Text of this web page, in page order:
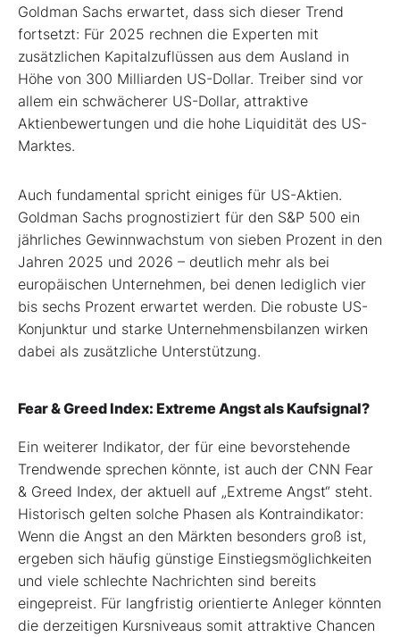
Goldman Sachs erwartet, dass sich dieser Trend
fortsetzt: Für 2025 rechnen die Experten mit
zusätzlichen Kapitalzuflüssen aus dem Ausland in
Höhe von 300 Milliarden US-Dollar. Treiber sind vor
allem ein schwächerer US-Dollar, attraktive
Aktienbewertungen und die hohe Liquidität des US-
Marktes.
Auch fundamental spricht einiges für US-Aktien.
Goldman Sachs prognostiziert für den S&P 500 ein
jährliches Gewinnwachstum von sieben Prozent in den
Jahren 2025 und 2026 – deutlich mehr als bei
europäischen Unternehmen, bei denen lediglich vier
bis sechs Prozent erwartet werden. Die robuste US-
Konjunktur und starke Unternehmensbilanzen wirken
dabei als zusätzliche Unterstützung.
Fear & Greed Index: Extreme Angst als Kaufsignal?
Ein weiterer Indikator, der für eine bevorstehende
Trendwende sprechen könnte, ist auch der CNN Fear
& Greed Index, der aktuell auf „Extreme Angst“ steht.
Historisch gelten solche Phasen als Kontraindikator:
Wenn die Angst an den Märkten besonders groß ist,
ergeben sich häufig günstige Einstiegsmöglichkeiten
und viele schlechte Nachrichten sind bereits
eingepreist. Für langfristig orientierte Anleger könnten
die derzeitigen Kursniveaus somit attraktive Chancen